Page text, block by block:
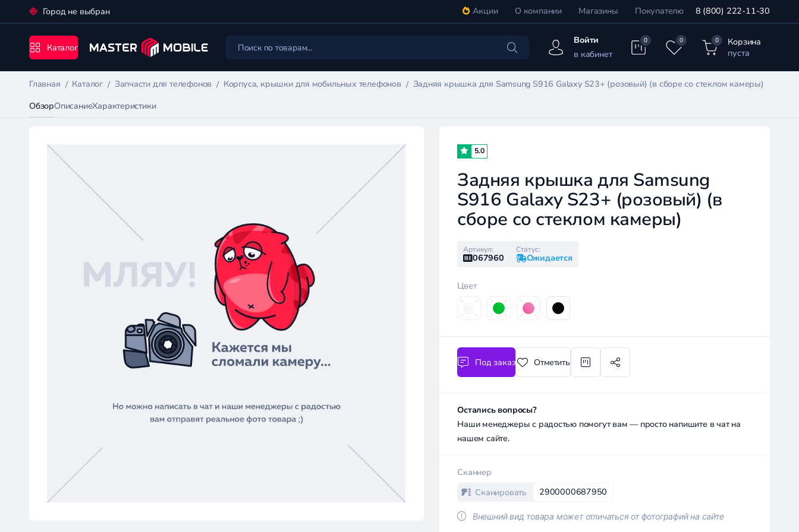
Город не выбран Акции О компании Магазины Покупателю 8 (800) 222-11-30
Каталог
Войти
в кабинет
0 0 0
Корзина
пуста
Главная Каталог Запчасти для телефонов Корпуса, крышки для мобильных телефонов
Задняя крышка для Samsung S916 Galaxy S23+ (розовый) (в сборе со стеклом камеры)
ОбзорОписаниеХарактеристики
5.0
Задняя крышка для Samsung
S916 Galaxy S23+ (розовый) (в
сборе со стеклом камеры)
Артикул:
067960
Статус:
Ожидается
Цвет
Под заказ Отметить
Остались вопросы?
Наши менеджеры с радостью помогут вам — просто напишите в чат на
нашем сайте.
Сканнер
Сканировать
2900000687950
Внешний вид товара может отличаться от фотографий на сайте